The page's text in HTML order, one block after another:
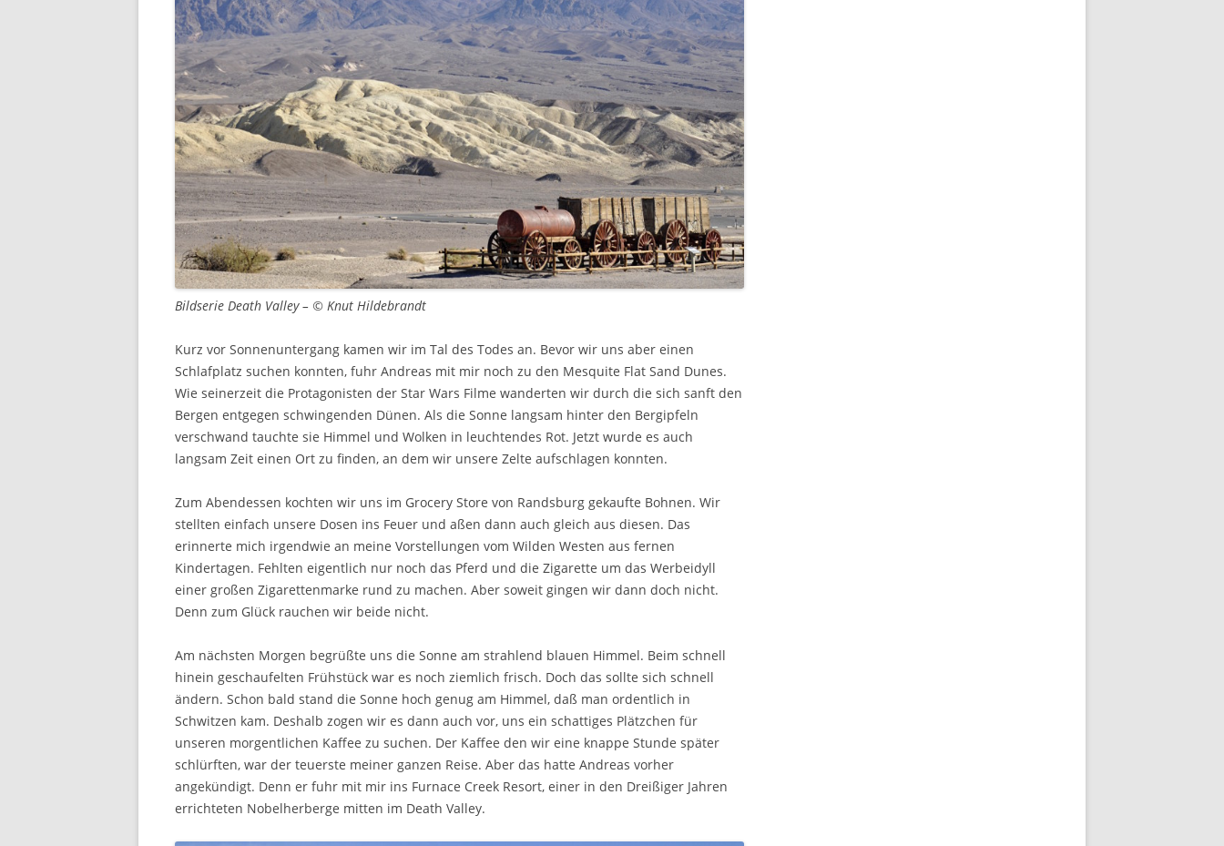
Bildserie Death Valley – © Knut Hildebrandt
Kurz vor Sonnenuntergang kamen wir im Tal des Todes an. Bevor wir uns aber einen
Schlafplatz suchen konnten, fuhr Andreas mit mir noch zu den Mesquite Flat Sand Dunes.
Wie seinerzeit die Protagonisten der Star Wars Filme wanderten wir durch die sich sanft den
Bergen entgegen schwingenden Dünen. Als die Sonne langsam hinter den Bergipfeln
verschwand tauchte sie Himmel und Wolken in leuchtendes Rot. Jetzt wurde es auch
langsam Zeit einen Ort zu finden, an dem wir unsere Zelte aufschlagen konnten.
Zum Abendessen kochten wir uns im Grocery Store von Randsburg gekaufte Bohnen. Wir
stellten einfach unsere Dosen ins Feuer und aßen dann auch gleich aus diesen. Das
erinnerte mich irgendwie an meine Vorstellungen vom Wilden Westen aus fernen
Kindertagen. Fehlten eigentlich nur noch das Pferd und die Zigarette um das Werbeidyll
einer großen Zigarettenmarke rund zu machen. Aber soweit gingen wir dann doch nicht.
Denn zum Glück rauchen wir beide nicht.
Am nächsten Morgen begrüßte uns die Sonne am strahlend blauen Himmel. Beim schnell
hinein geschaufelten Frühstück war es noch ziemlich frisch. Doch das sollte sich schnell
ändern. Schon bald stand die Sonne hoch genug am Himmel, daß man ordentlich in
Schwitzen kam. Deshalb zogen wir es dann auch vor, uns ein schattiges Plätzchen für
unseren morgentlichen Kaffee zu suchen. Der Kaffee den wir eine knappe Stunde später
schlürften, war der teuerste meiner ganzen Reise. Aber das hatte Andreas vorher
angekündigt. Denn er fuhr mit mir ins Furnace Creek Resort, einer in den Dreißiger Jahren
errichteten Nobelherberge mitten im Death Valley.